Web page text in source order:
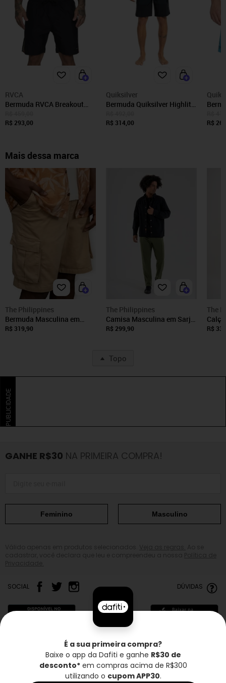
RVCA
Bermuda RVCA Breakout
Preto
R$ 293,00
Quiksilver
Bermuda Quiksilver Highlite
Black
R$ 314,00
20"
R$
Mais dessa marca
The Philippines
Bermuda Masculina em
Sarja The Philippines Bege
R$ 319,90
The Philippines
Camisa Masculina em Sarja
The Philippines Preto
R$ 299,90
The
R$
Topo
PUBLICIDADE
GANHE R$30 NA PRIMEIRA COMPRA!
Feminino Masculino
SOCIAL DÚVIDAS
Frete grátis* Troca grátis Entrega rápida
É a sua primeira compra?
Baixe o app da Dafiti e ganhe R$30 de
desconto*em compras acima de R$300
utilizando o cupom APP30.